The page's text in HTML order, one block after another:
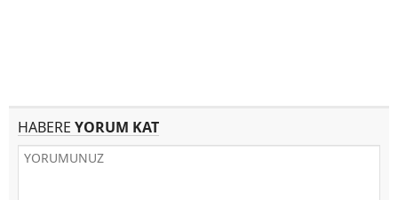
HABERE YORUM KAT